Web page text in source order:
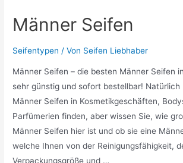
Männer Seifen
Seifentypen / Von Seifen Liebhaber
Männer Seifen – die besten Männer Seifen
sehr günstig und sofort bestellbar! Natürlich
Männer Seifen in Kosmetikgeschäften,
Parfümerien finden, aber wissen Sie, wie
Männer Seifen hier ist und ob sie eine
welche Ihnen von der Reinigungsfähigkeit,
Verpackungsgröße und …